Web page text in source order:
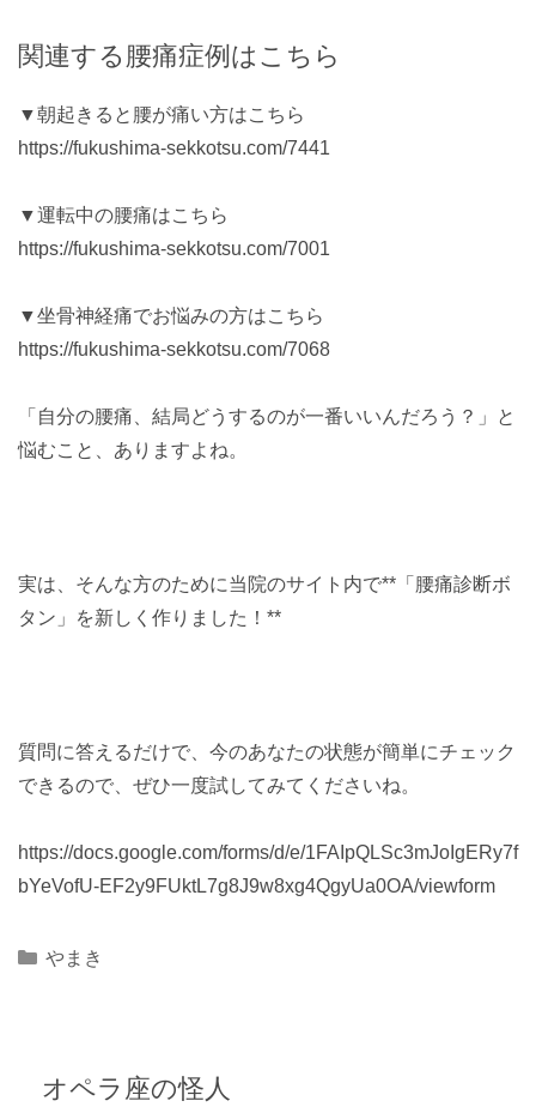
関連する腰痛症例はこちら
▼朝起きると腰が痛い方はこちら
https://fukushima-sekkotsu.com/7441
▼運転中の腰痛はこちら
https://fukushima-sekkotsu.com/7001
▼坐骨神経痛でお悩みの方はこちら
https://fukushima-sekkotsu.com/7068
「自分の腰痛、結局どうするのが一番いいんだろう？」と
悩むこと、ありますよね。
実は、そんな方のために当院のサイト内で**「腰痛診断ボ
タン」を新しく作りました！**
質問に答えるだけで、今のあなたの状態が簡単にチェック
できるので、ぜひ一度試してみてくださいね。
https://docs.google.com/forms/d/e/1FAIpQLSc3mJoIgERy7f
bYeVofU-EF2y9FUktL7g8J9w8xg4QgyUa0OA/viewform
Categories
やまき
オペラ座の怪人